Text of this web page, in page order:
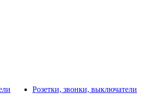
Розетки, звонки, выключатели